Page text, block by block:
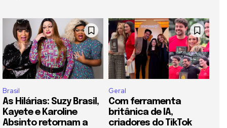
Brasil
As Hilárias: Suzy Brasil,
Kayete e Karoline
Absinto retornam a
Geral
Com ferramenta
britânica de IA,
criadores do TikTok